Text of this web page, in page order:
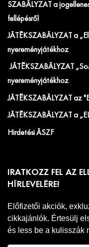
SZABÁLYZAT a
fellépésről
JÁTÉKSZABÁLYZAT a
nyereményjátékhoz
JÁTÉKSZABÁLYZAT
nyereményjátékhoz
JÁTÉKSZABÁLYZAT az
JÁTÉKSZABÁLYZAT a
Hirdetési ÁSZF
IRATKOZZ FEL AZ
HÍRLEVELÉRE!
Előfizetői akciók,
cikkajánlók. Értesülj
és less be a kulisszák